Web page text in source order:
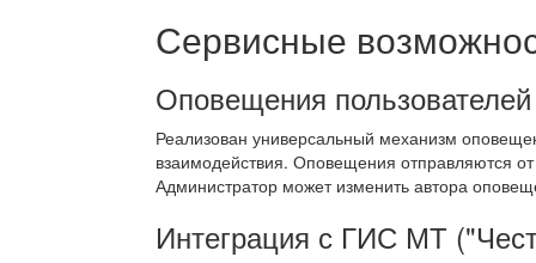
Сервисные
Оповещения
Реализован универсальный механизм
взаимодействия. Оповещения отправляются
Администратор может изменить автора
Интеграция с ГИС МТ